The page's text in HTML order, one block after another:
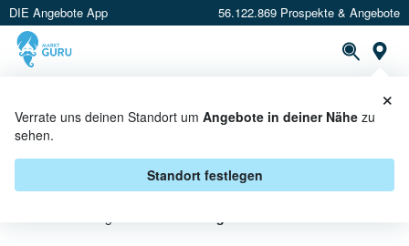
DIE Angebote App 56.122.869 Prospekte & Angebote
Verrate uns deinen Standort um Angebote in deiner Nähe zu
sehen.
Standort festlegen
×
GORDON'S ANGEBOTE IN